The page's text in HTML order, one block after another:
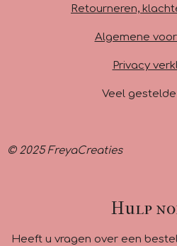
Retourneren,
Algemene
Privacy
Veel
© 2025 FreyaCreaties
Hulp
Heeft u vragen over een